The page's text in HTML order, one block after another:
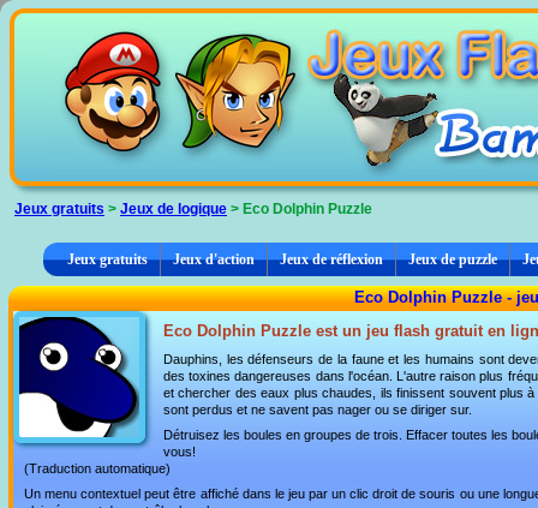
Jeux gratuits > Jeux de logique > Eco Dolphin Puzzle
Jeux gratuits Jeux d'action Jeux de réflexion Jeux de puzzle
Eco Dolphin Puzzle -
Eco Dolphin Puzzle est un jeu flash gratuit en
Dauphins, les défenseurs de la faune et les humains sont
des toxines dangereuses dans l'océan. L'autre raison plus
et chercher des eaux plus chaudes, ils finissent souvent plus
sont perdus et ne savent pas nager ou se diriger sur.
Détruisez les boules en groupes de trois. Effacer toutes les
vous!
(Traduction automatique)
Un menu contextuel peut être affiché dans le jeu par un clic droit de souris ou une
Panneau de gestion des cookies